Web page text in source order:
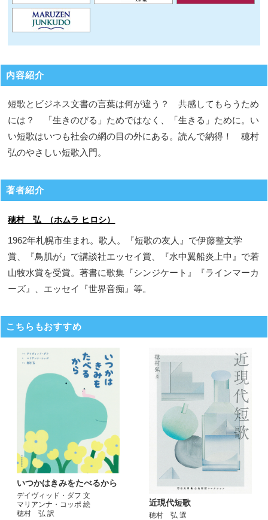
内容紹介
短歌とビジネス文書の言葉は何が違う？ 共感してもらうため
には？ 「生きのびる」ためではなく、「生きる」ために。い
い短歌はいつも社会の網の目の外にある。読んで納得！ 穂村
弘のやさしい短歌入門。
著者紹介
穂村 弘 （ホムラ ヒロシ）
1962年札幌市生まれ。歌人。『短歌の友人』で伊藤整文学
賞、『鳥肌が』で講談社エッセイ賞、『水中翼船炎上中』で若
山牧水賞を受賞。著書に歌集『シンジケート』『ラインマーカ
ーズ』、エッセイ『世界音痴』等。
こちらもおすすめ
いつかはきみをたべるから
デイヴィッド・ダフ 文
マリアンナ・コッポ 絵
穂村 弘 訳
近現代短歌
穂村 弘 選